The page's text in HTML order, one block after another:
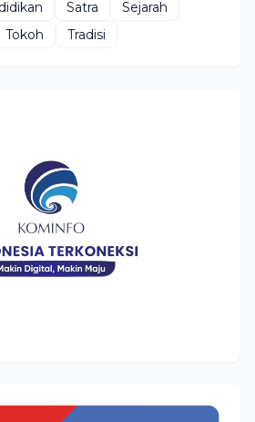
Satra
Sejarah
Tokoh Tradisi